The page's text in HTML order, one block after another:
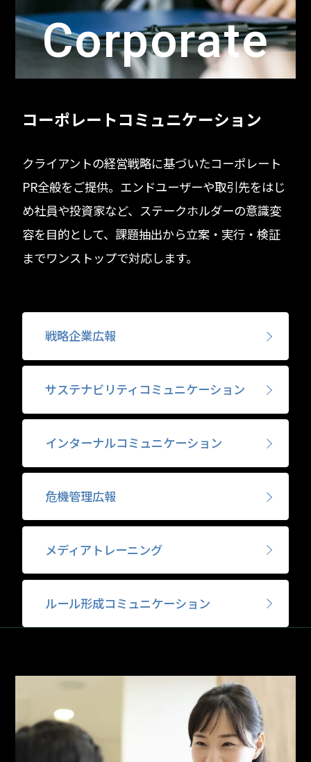
Corporate
コーポレートコミュニケーション
クライアントの経営戦略に基づいたコーポレート
PR全般をご提供。​エンドユーザーや取引先をはじ
め社員や投資家など、ステークホルダーの意識変
容を​目的として、課題抽出から立案・実行・検証
までワンストップで対応します。​
戦略企業広報
サステナビリティ コミュニケーション
インターナルコミュニケーション
危機管理広報
メディアトレーニング
ルール形成コミュニケーション